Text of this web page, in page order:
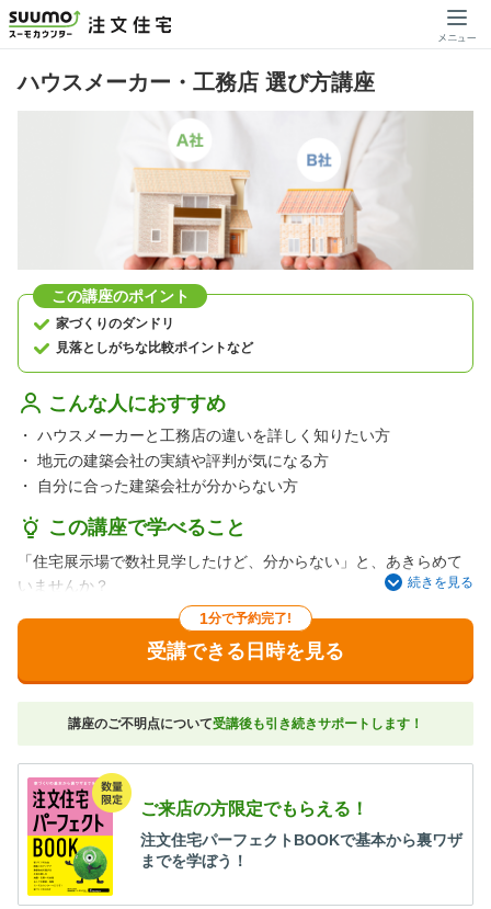
ハウスメーカー・工務店 選び方講座
この講座のポイント
家づくりのダンドリ
見落としがちな比較ポイントなど
こんな人におすすめ
・ ハウスメーカーと工務店の違いを詳しく知りたい方
・ 地元の建築会社の実績や評判が気になる方
・
自分に合った建築会社が分からない方
この講座で学べること
「住宅展示場で数社見学したけど、分からない」と、あきらめて
いませんか？
この講座に参加すると、あなたの建築会社の選び方が180度変わる
アフターサービスや契約のタイミング、見積りなど、価格や外観
デザイン以外で見落としがちな比較ポイントを徹底解説。
自分に合った建築会社を見つけるコツを教えます。
続きを見る
1分で予約完了!
受講できる日時を見る
講座のご不明点について受講後も引き続きサポートします！
ご来店の方限定でもらえる！
注文住宅パーフェクトBOOKで基本から裏ワザ
までを学ぼう！